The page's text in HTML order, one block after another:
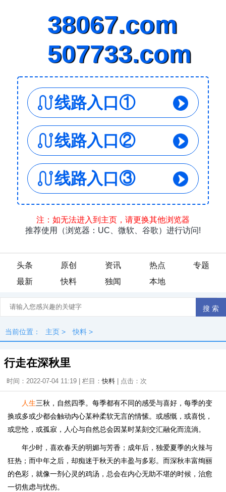
头条 原创 资讯 热点
专题
最新
快料 独闻 本地
当前位置： 主页 > 快料 >
行走在深秋里
时间：2022-07-04 11:19 | 栏目：快料 | 点击： 次
人生三秋，自然四季。每季都有不同的感受与喜好，每季的变
换或多或少都会触动内心某种柔软无言的情愫。或感慨，或喜悦，
或悲怆，或孤寂，人心与自然总会因某时某刻交汇融化而流淌。
年少时，喜欢春天的明媚与芳香；成年后，独爱夏季的火辣与
狂热；而中年之后，却痴迷于秋天的丰盈与多彩。而深秋丰富绚丽
的色彩，就像一剂心灵的鸡汤，总会在内心无助不堪的时候，治愈
一切焦虑与忧伤。